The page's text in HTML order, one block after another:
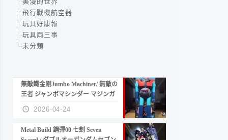
飛行戰機航空器
玩具好康報
玩具兩三事
未分類
無敵鐵金剛Jumbo Machiner/ 無敵の
王者 ジャンボマシンダー マジンガ
ーZ
2026-04-24
Metal Build 鋼彈00 七劍 Seven